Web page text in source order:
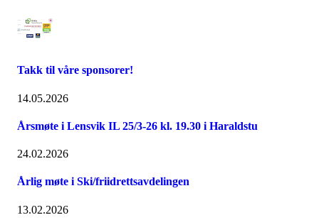
Takk til våre sponsorer!
14.05.2026
Årsmøte i Lensvik IL 25/3-26 kl. 19.30 i Haraldstu
24.02.2026
Årlig møte i Ski/friidrettsavdelingen
13.02.2026